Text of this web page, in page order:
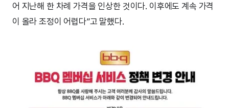
어 지난해 한 차례 가격을 인상한 것이다. 이후에도 계속 가격
이 올라 조정이 어렵다”고 말했다.